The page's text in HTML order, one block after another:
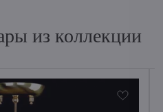
из коллекции